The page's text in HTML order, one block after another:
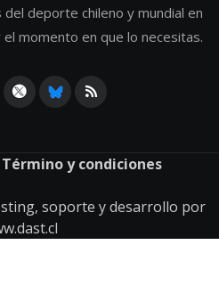
deporte chileno y mundial en
momento en que lo necesitas.
Término y condiciones
soporte y desarrollo por